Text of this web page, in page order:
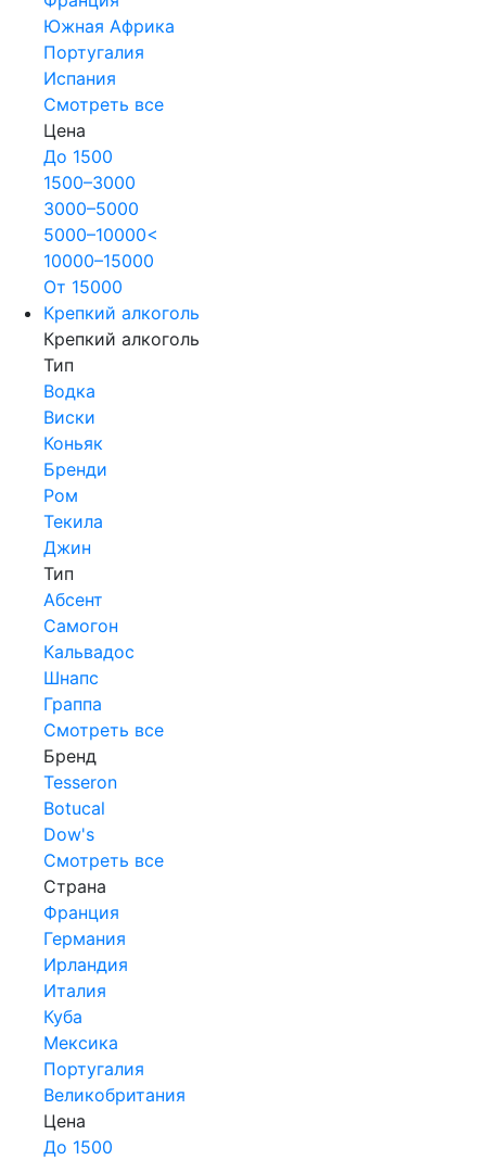
Южная Африка
Португалия
Испания
Смотреть все
Цена
До 1500
1500–3000
3000–5000
5000–10000<
10000–15000
От 15000
Крепкий алкоголь
Крепкий алкоголь
Тип
Водка
Виски
Коньяк
Бренди
Ром
Текила
Джин
Тип
Абсент
Самогон
Кальвадос
Шнапс
Граппа
Смотреть все
Бренд
Tesseron
Botucal
Dow's
Смотреть все
Страна
Франция
Германия
Ирландия
Италия
Куба
Мексика
Португалия
Великобритания
Цена
До 1500